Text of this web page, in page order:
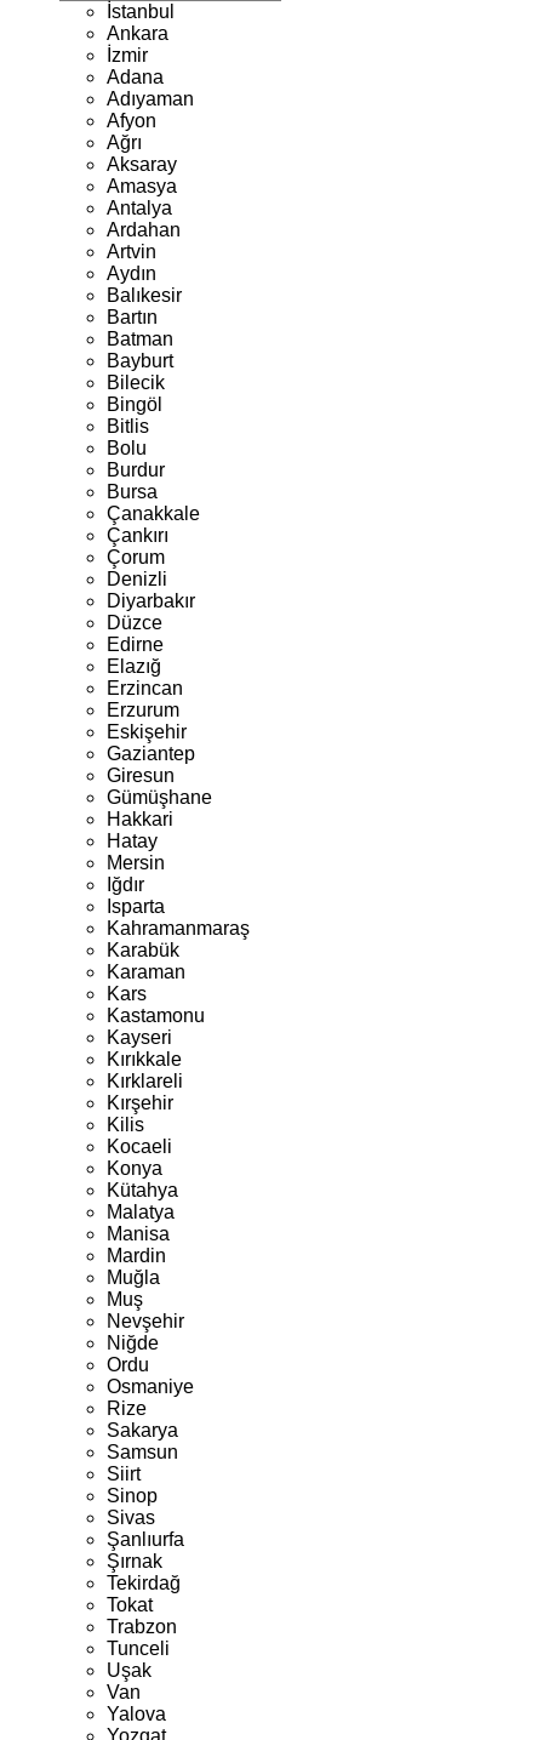
İstanbul
Ankara
İzmir
Adana
Adıyaman
Afyon
Ağrı
Aksaray
Amasya
Antalya
Ardahan
Artvin
Aydın
Balıkesir
Bartın
Batman
Bayburt
Bilecik
Bingöl
Bitlis
Bolu
Burdur
Bursa
Çanakkale
Çankırı
Çorum
Denizli
Diyarbakır
Düzce
Edirne
Elazığ
Erzincan
Erzurum
Eskişehir
Gaziantep
Giresun
Gümüşhane
Hakkari
Hatay
Mersin
Iğdır
Isparta
Kahramanmaraş
Karabük
Karaman
Kars
Kastamonu
Kayseri
Kırıkkale
Kırklareli
Kırşehir
Kilis
Kocaeli
Konya
Kütahya
Malatya
Manisa
Mardin
Muğla
Muş
Nevşehir
Niğde
Ordu
Osmaniye
Rize
Sakarya
Samsun
Siirt
Sinop
Sivas
Şanlıurfa
Şırnak
Tekirdağ
Tokat
Trabzon
Tunceli
Uşak
Van
Yalova
Yozgat